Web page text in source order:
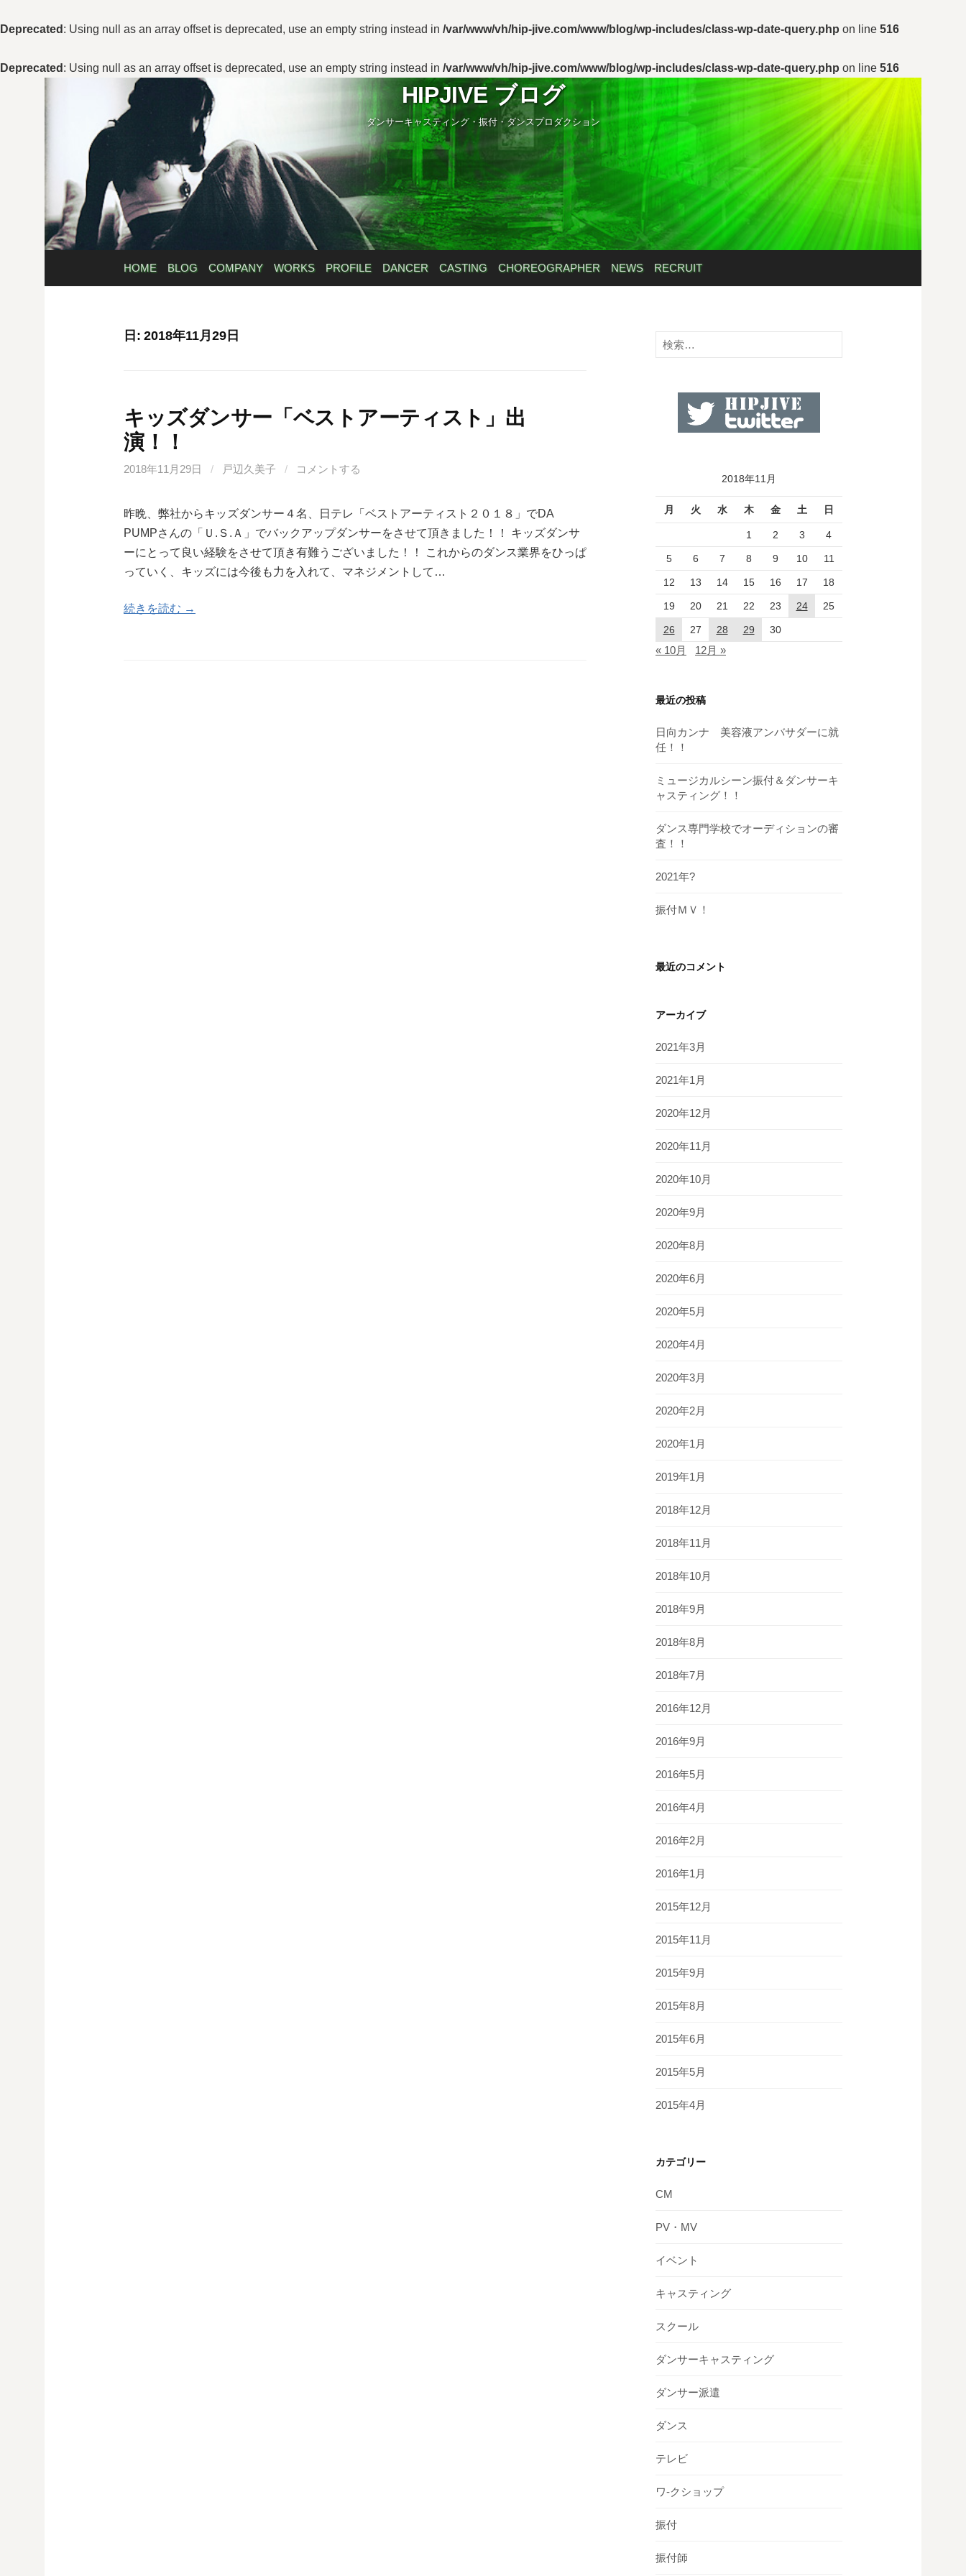
Deprecated : Using null as an array offset is deprecated, use an empty string instead in /var/www/vh/hip-jive.com/www/blog/wp-includes/class-wp-date-query.php on line 516
Deprecated : Using null as an array offset is deprecated, use an empty string instead in /var/www/vh/hip-jive.com/www/blog/wp-includes/class-wp-date-query.php on line 516
テ
ン
ツ
キ
ッ
HIPJIVE ブログ
ダンサーキャスティング・振付・ダンスプロダクション
HOME BLOG COMPANY WORKS PROFILE DANCER CASTING CHOREOGRAPHER NEWS RECRUIT
索:
日:2018年11月29日
キッズダンサー「ベストアーティスト」出
演！！
2018年11月29日 / 戸辺久美子 / コメントする
昨晩、弊社からキッズダンサー４名、日テレ「ベストアーティスト２０１８」でDA
PUMPさんの「Ｕ.Ｓ.Ａ」でバックアップダンサーをさせて頂きました！！ キッズダンサ
ーにとって良い経験をさせて頂き有難うございました！！ これからのダンス業界をひっぱ
っていく、キッズには今後も力を入れて、マネジメントして…
続きを読む →
検
索:
2018年11月
月 火 水 木 金 土 日
1 2 3 4
5 6 7 8 9 10 11
12 13 14 15 16 17 18
19 20 21 22 23 24 25
26 27 28 29 30
« 10月 12月 »
最近の投稿
日向カンナ 美容液アンバサダーに就
任！！
ミュージカルシーン振付＆ダンサーキ
ャスティング！！
ダンス専門学校でオーディションの審
査！！
2021年?
振付ＭＶ！
最近のコメント
アーカイブ
2021年3月
2021年1月
2020年12月
2020年11月
2020年10月
2020年9月
2020年8月
2020年6月
2020年5月
2020年4月
2020年3月
2020年2月
2020年1月
2019年1月
2018年12月
2018年11月
2018年10月
2018年9月
2018年8月
2018年7月
2016年12月
2016年9月
2016年5月
2016年4月
2016年2月
2016年1月
2015年12月
2015年11月
2015年9月
2015年8月
2015年6月
2015年5月
2015年4月
カテゴリー
CM
PV・MV
イベント
キャスティング
スクール
ダンサーキャスティング
ダンサー派遣
ダンス
テレビ
ワ-クショップ
振付
振付師